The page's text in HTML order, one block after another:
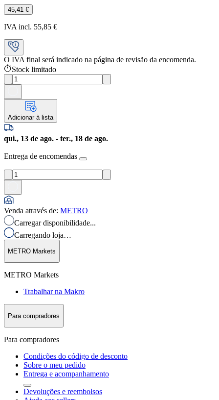
45,41 €
IVA incl. 55,85 €
O IVA final será indicado na página de revisão da encomenda.
Stock limitado
Adicionar à lista
qui., 13 de ago. - ter., 18 de ago.
Entrega de encomendas
Venda através de: METRO
Carregar disponibilidade...
Carregando loja…
METRO Markets
METRO Markets
Trabalhar na Makro
Para compradores
Para compradores
Condições do código de desconto
Sobre o meu pedido
Entrega e acompanhamento
Devoluções e reembolsos